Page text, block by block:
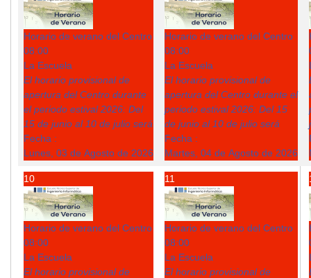
Horario de verano del Centro
08:00
La Escuela
El horario provisional de
apertura del Centro durante
el periodo estival 2026: Del
15 de junio al 10 de julio será
Fecha :
Lunes, 03 de Agosto de 2026
Horario de verano del Centro
08:00
La Escuela
El horario provisional de
apertura del Centro durante el
periodo estival 2026: Del 15
de junio al 10 de julio será
Fecha :
Martes, 04 de Agosto de 2026
10
Horario de verano del Centro
08:00
La Escuela
El horario provisional de
11
Horario de verano del Centro
08:00
La Escuela
El horario provisional de